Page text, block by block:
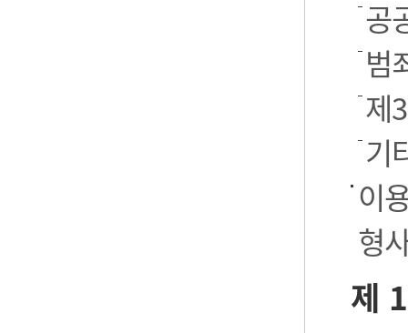
공
범
제
기
이
형
제